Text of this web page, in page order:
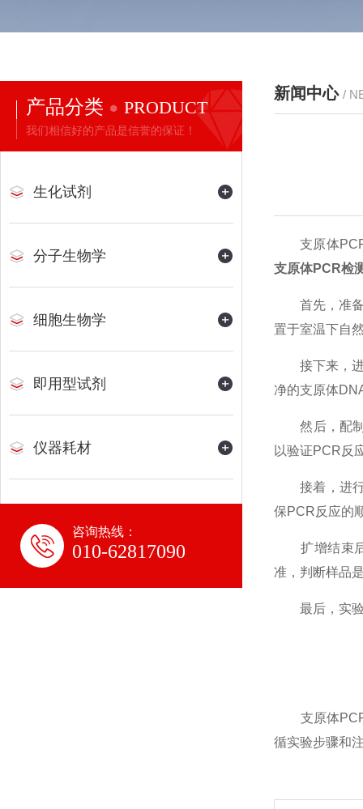
产品分类 PRODUCT
我们相信好的产品是信誉的保证！
生化试剂
分子生物学
细胞生物学
即用型试剂
仪器耗材
咨询热线：
010-62817090
新闻中心 /
支原体PCR
支原体PCR检
首先，准备
置于室温下自
接下来，进
净的支原体
然后，配制
以验证PCR反
接着，进行
保PCR反应的
扩增结束后
准，判断样品
最后，实验
支原体PCR
循实验步骤和